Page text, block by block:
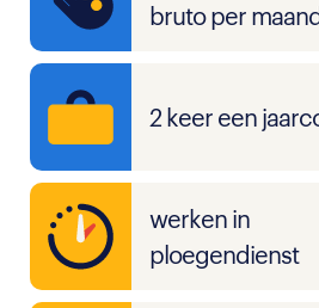
bruto per
2 keer een
werken in
ploegendienst